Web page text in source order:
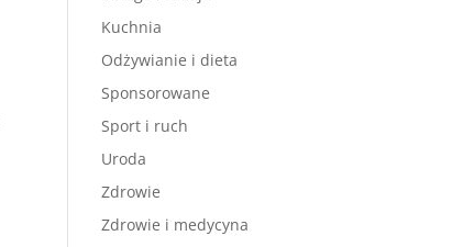
Kuchnia
Odżywianie i dieta
Sponsorowane
Sport i ruch
Uroda
Zdrowie
Zdrowie i medycyna